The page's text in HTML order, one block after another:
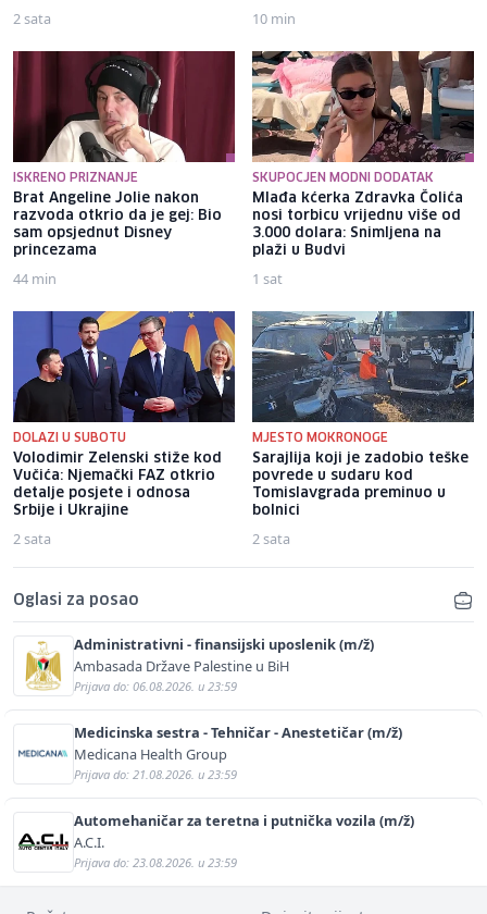
2 sata 10 min
ISKRENO PRIZNANJE
Brat Angeline Jolie nakon
razvoda otkrio da je gej: Bio
sam opsjednut Disney
princezama
44 min
SKUPOCJEN MODNI DODATAK
Mlađa kćerka Zdravka Čolića
nosi torbicu vrijednu više od
3.000 dolara: Snimljena na
plaži u Budvi
1 sat
DOLAZI U SUBOTU
Volodimir Zelenski stiže kod
Vučića: Njemački FAZ otkrio
detalje posjete i odnosa
Srbije i Ukrajine
2 sata
MJESTO MOKRONOGE
Sarajlija koji je zadobio teške
povrede u sudaru kod
Tomislavgrada preminuo u
bolnici
2 sata
Oglasi za posao
Administrativni - finansijski uposlenik (m/ž)
Ambasada Države Palestine u BiH
Prijava do: 06.08.2026. u 23:59
Medicinska sestra - Tehničar - Anestetičar (m/ž)
Medicana Health Group
Prijava do: 21.08.2026. u 23:59
Automehaničar za teretna i putnička vozila (m/ž)
A.C.I.
Prijava do: 23.08.2026. u 23:59